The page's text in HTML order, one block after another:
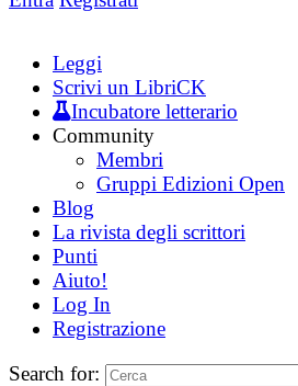
Leggi
Scrivi un LibriCK
Incubatore letterario
Community
Membri
Gruppi Edizioni Open
Blog
La rivista degli scrittori
Punti
Aiuto!
Log In
Registrazione
Search for: